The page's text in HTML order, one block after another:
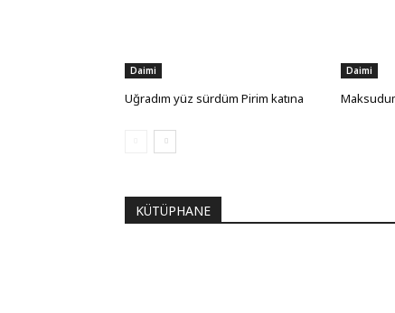
Daimi
Uğradım yüz sürdüm Pirim katına
Daimi
KÜTÜPHANE